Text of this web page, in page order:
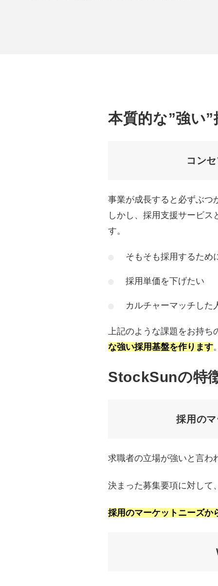
本質的な”強い
コン
事業が成長すると必ずぶつ
しかし、採用支援サービ
す。
そもそも採用するため
採用単価を下げたい
カルチャーマッチした
上記のような課題をお持ち
な強い採用基盤を作ります
StockSunの特
採用の
求職者の立場が強いと言わ
決まった募集要項に対して
採用のマーケットニーズか